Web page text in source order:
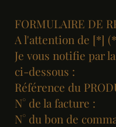
FORMULAIRE DE
A l'attention de [*]
Je vous notifie par
ci-dessous :
Référence du
N° de la facture :
N° du bon de